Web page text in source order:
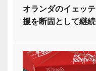
オランダのイェッ
援を断固として継続